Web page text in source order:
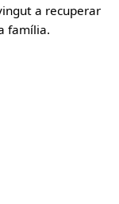
a recuperar
família.